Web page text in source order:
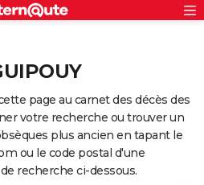
page au carnet des décès des
votre recherche ou trouver un
plus ancien en tapant le
ou le code postal d'une
recherche ci-dessous.